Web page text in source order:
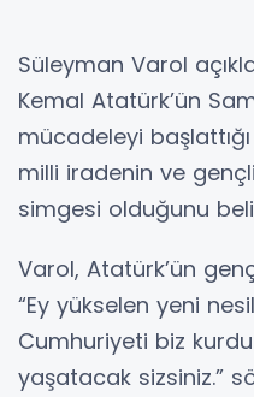
Süleyman Varol
Kemal Atatürk’ün
mücadeleyi başlattığı
milli iradenin ve
simgesi olduğunu
Varol, Atatürk’ün
“Ey yükselen yeni
Cumhuriyeti biz
yaşatacak sizsiniz.”